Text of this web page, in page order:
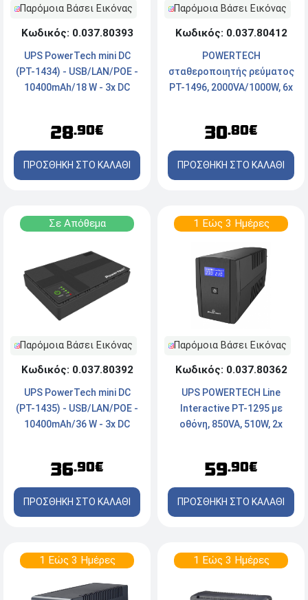
Παρόμοια Βάσει Εικόνας
Κωδικός: 0.037.80393
UPS PowerTech mini DC
(PT-1434) - USB/LAN/POE -
10400mAh/18 W - 3x DC
28.90€
ΠΡΟΣΘΗΚΗ ΣΤΟ ΚΑΛΑΘΙ
Παρόμοια Βάσει Εικόνας
Κωδικός: 0.037.80412
POWERTECH
σταθεροποιητής ρεύματος
PT-1496, 2000VA/1000W, 6x
30.80€
ΠΡΟΣΘΗΚΗ ΣΤΟ ΚΑΛΑΘΙ
Σε Απόθεμα
Παρόμοια Βάσει Εικόνας
Κωδικός: 0.037.80392
UPS PowerTech mini DC
(PT-1435) - USB/LAN/POE -
10400mAh/36 W - 3x DC
36.90€
ΠΡΟΣΘΗΚΗ ΣΤΟ ΚΑΛΑΘΙ
1 Εώς 3 Ημέρες
Παρόμοια Βάσει Εικόνας
Κωδικός: 0.037.80362
UPS POWERTECH Line
Interactive PT-1295 με
οθόνη, 850VA, 510W, 2x
59.90€
ΠΡΟΣΘΗΚΗ ΣΤΟ ΚΑΛΑΘΙ
1 Εώς 3 Ημέρες 1 Εώς 3 Ημέρες